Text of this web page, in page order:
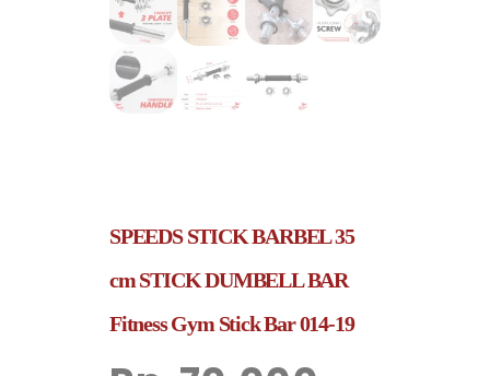
SPEEDS STICK BARBEL 35
cm STICK DUMBELL BAR
Fitness Gym Stick Bar 014-19